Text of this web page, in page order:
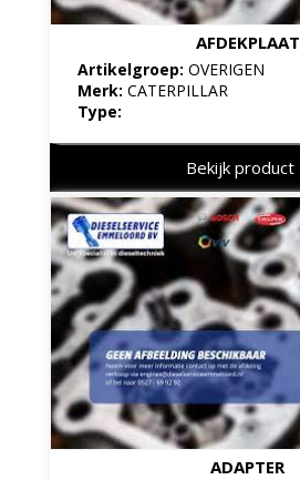
AFDEKPLAAT
Artikelgroep: OVERIGEN
Merk: CATERPILLAR
Type:
Bekijk product
ADAPTER